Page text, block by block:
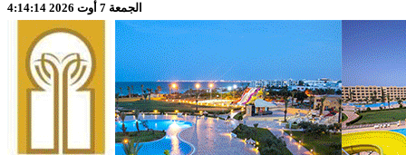
الجمعة 7 أوت 2026 4:14:16